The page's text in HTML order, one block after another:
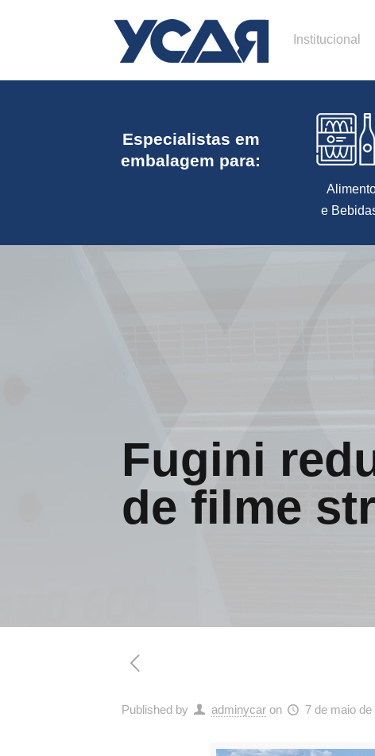
Institucional
Especialistas em
embalagem para:
e
Fugini
de filme
Published by adminycar on 7 de maio de